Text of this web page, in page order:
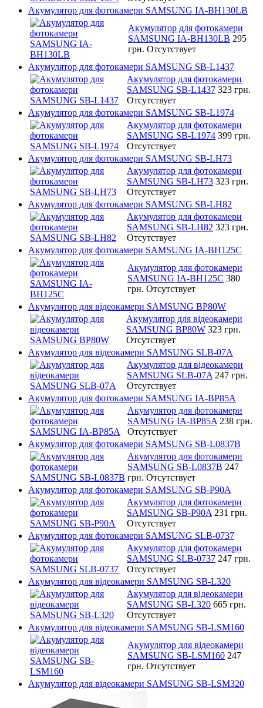
Акумулятор для фотокамери SAMSUNG IA-BH130LB
Акумулятор для фотокамери
SAMSUNG IA-BH130LB 295
грн. Отсутствует
Акумулятор для фотокамери SAMSUNG SB-L1437
Акумулятор для фотокамери
SAMSUNG SB-L1437 323 грн.
Отсутствует
Акумулятор для фотокамери SAMSUNG SB-L1974
Акумулятор для фотокамери
SAMSUNG SB-L1974 399 грн.
Отсутствует
Акумулятор для фотокамери SAMSUNG SB-LH73
Акумулятор для фотокамери
SAMSUNG SB-LH73 323 грн.
Отсутствует
Акумулятор для фотокамери SAMSUNG SB-LH82
Акумулятор для фотокамери
SAMSUNG SB-LH82 323 грн.
Отсутствует
Акумулятор для фотокамери SAMSUNG IA-BH125C
Акумулятор для фотокамери
SAMSUNG IA-BH125C 380
грн. Отсутствует
Акумулятор для відеокамери SAMSUNG BP80W
Акумулятор для відеокамери
SAMSUNG BP80W 323 грн.
Отсутствует
Акумулятор для відеокамери SAMSUNG SLB-07A
Акумулятор для відеокамери
SAMSUNG SLB-07A 247 грн.
Отсутствует
Акумулятор для фотокамери SAMSUNG IA-BP85A
Акумулятор для фотокамери
SAMSUNG IA-BP85A 238 грн.
Отсутствует
Акумулятор для фотокамери SAMSUNG SB-L0837B
Акумулятор для фотокамери
SAMSUNG SB-L0837B 247
грн. Отсутствует
Акумулятор для фотокамери SAMSUNG SB-P90A
Акумулятор для фотокамери
SAMSUNG SB-P90A 231 грн.
Отсутствует
Акумулятор для фотокамери SAMSUNG SLB-0737
Акумулятор для фотокамери
SAMSUNG SLB-0737 247 грн.
Отсутствует
Акумулятор для відеокамери SAMSUNG SB-L320
Акумулятор для відеокамери
SAMSUNG SB-L320 665 грн.
Отсутствует
Акумулятор для відеокамери SAMSUNG SB-LSM160
Акумулятор для відеокамери
SAMSUNG SB-LSM160 247
грн. Отсутствует
Акумулятор для відеокамери SAMSUNG SB-LSM320